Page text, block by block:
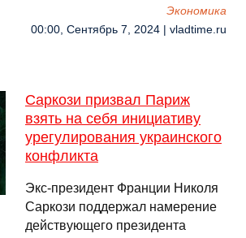
Экономика
00:00, Сентябрь 7, 2024 | vladtime.ru
Саркози призвал Париж
взять на себя инициативу
урегулирования украинского
конфликта
Экс-президент Франции Николя
Саркози поддержал намерение
действующего президента